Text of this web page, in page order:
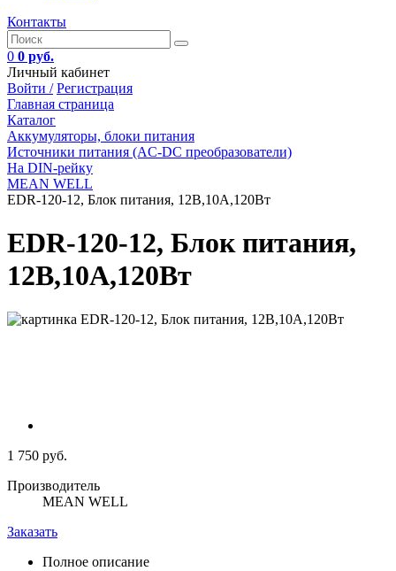
Контакты
0 0 руб.
Личный кабинет
Войти / Регистрация
Главная страница
Каталог
Аккумуляторы, блоки питания
Источники питания (AC-DC преобразователи)
На DIN-рейку
MEAN WELL
EDR-120-12, Блок питания, 12В,10А,120Вт
EDR-120-12, Блок питания,
12В,10А,120Вт
1 750 руб.
Производитель
MEAN WELL
Заказать
Полное описание